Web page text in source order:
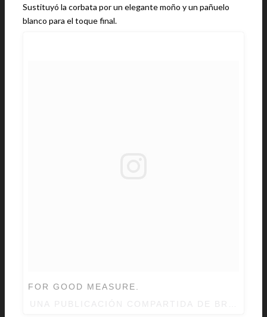
Sustituyó la corbata por un elegante moño y un pañuelo
blanco para el toque final.
FOR GOOD MEASURE.